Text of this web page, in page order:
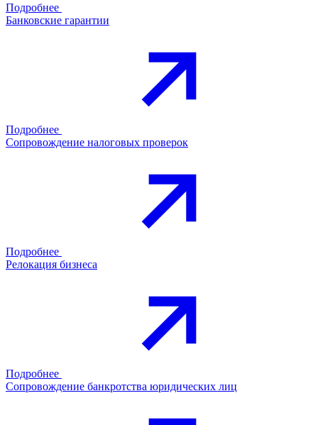
Подробнее
Банковские гарантии
Подробнее
Сопровождение налоговых проверок
Подробнее
Релокация бизнеса
Подробнее
Сопровождение банкротства юридических лиц